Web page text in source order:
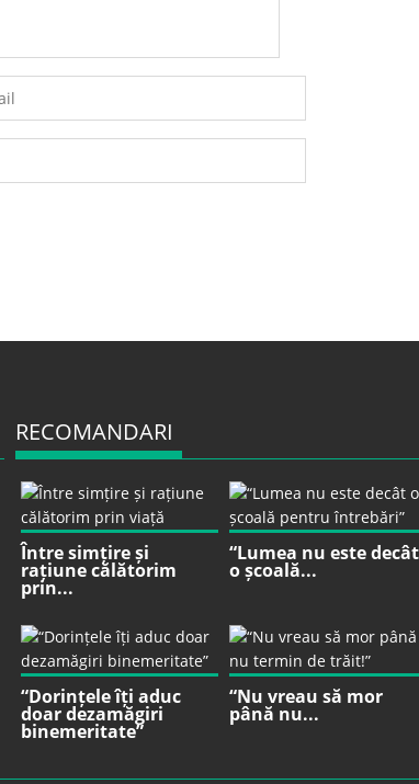
RECOMANDARI
Între simțire și
rațiune călătorim
prin...
“Lumea nu este decât
o școală...
“Dorințele îți aduc
doar dezamăgiri
binemeritate”
“Nu vreau să mor
până nu...